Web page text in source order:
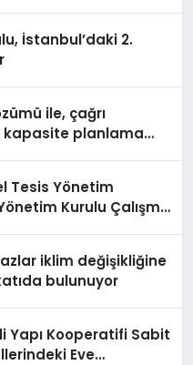
İstanbul’daki 2.
ile, çağrı
kapasite planlama
Tesis Yönetim
Kurulu Çalışma
iklim değişikliğine
bulunuyor
Kooperatifi Sabit
Eve